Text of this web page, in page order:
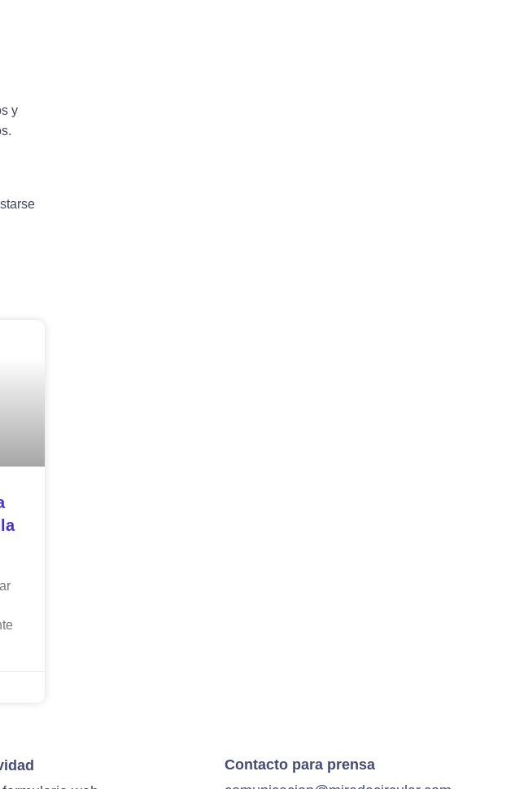
y
Contacto para prensa